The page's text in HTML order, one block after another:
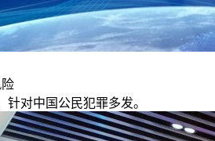
对中国公民犯罪多发。